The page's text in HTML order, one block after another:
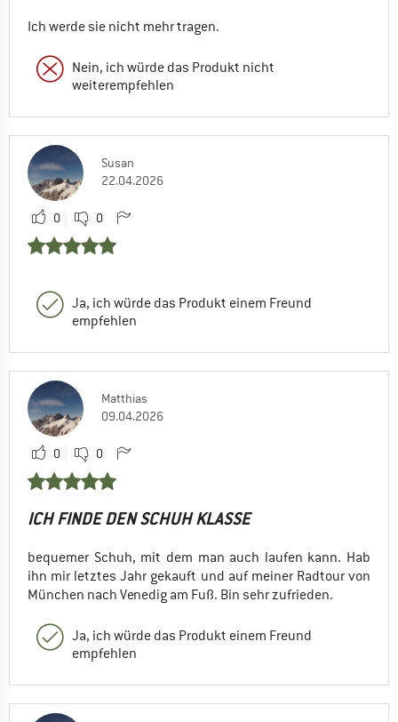
Ich werde sie nicht mehr tragen.
Nein, ich würde das Produkt nicht
weiterempfehlen
Susan
22.04.2026
0 0
Ja, ich würde das Produkt einem Freund
empfehlen
Matthias
09.04.2026
0 0
ICH FINDE DEN SCHUH KLASSE
bequemer Schuh, mit dem man auch laufen kann. Hab
ihn mir letztes Jahr gekauft und auf meiner Radtour von
München nach Venedig am Fuß. Bin sehr zufrieden.
Ja, ich würde das Produkt einem Freund
empfehlen